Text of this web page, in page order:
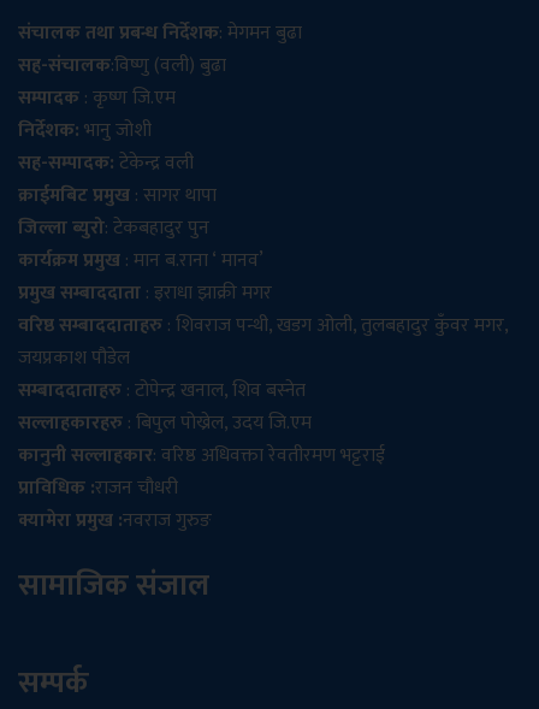
संचालक तथा प्रबन्ध निर्देशक: मेगमन बुढा
सह-संचालक:विष्णु (वली) बुढा
सम्पादक: कृष्ण जि.एम
निर्देशक:भानु जोशी
सह-सम्पादक:टेकेन्द्र वली
क्राईमबिट प्रमुख: सागर थापा
जिल्ला ब्युरो: टेकबहादुर पुन
कार्यक्रम प्रमुख: मान ब.राना ‘ मानव’
प्रमुख सम्बाददाता: इराधा झाक्री मगर
वरिष्ठ सम्बाददाताहरु: शिवराज पन्थी, खडग ओली, तुलबहादुर कुँवर मगर,
जयप्रकाश पौडेल
सम्बाददाताहरु: टोपेन्द्र खनाल, शिव बस्नेत
सल्लाहकारहरु: बिपुल पोख्रेल, उदय जि.एम
कानुनी सल्लाहकार: वरिष्ठ अधिवक्ता रेवतीरमण भट्टराई
प्राविधिक :राजन चौधरी
क्यामेरा प्रमुख :नवराज गुरुङ
सामाजिक संजाल
सम्पर्क